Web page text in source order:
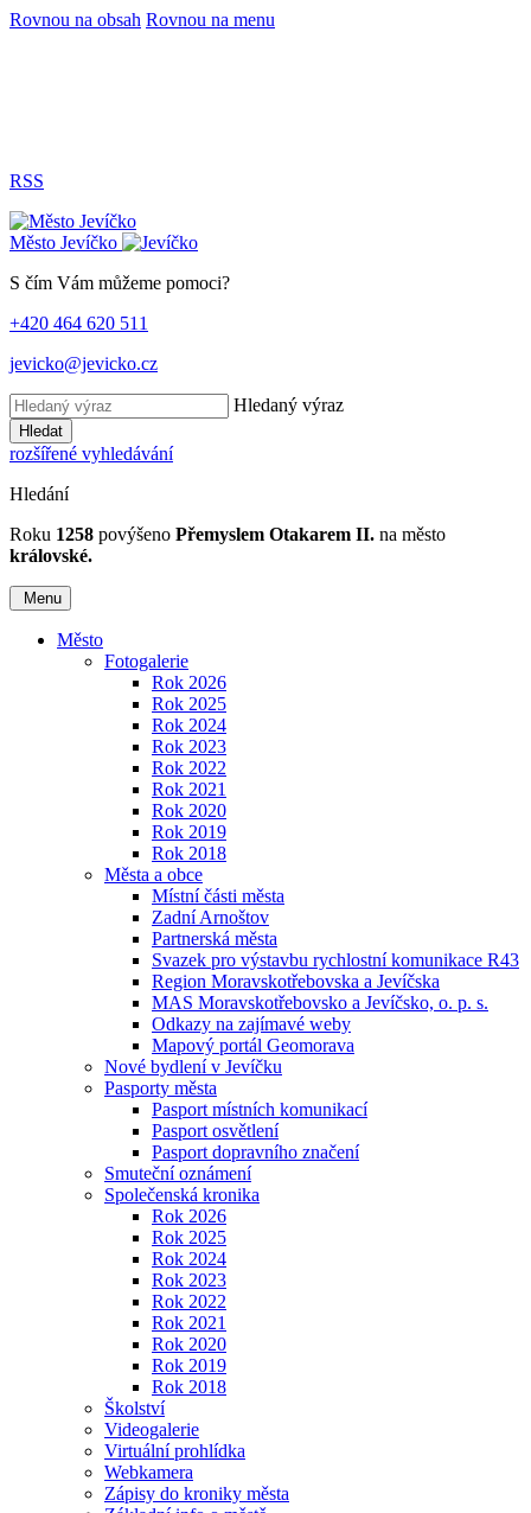
Rovnou na obsah Rovnou na menu
RSS
Město Jevíčko
S čím Vám můžeme pomoci?
+420 464 620 511
jevicko@jevicko.cz
Hledaný výraz
Hledat
rozšířené vyhledávání
Hledání
Roku 1258 povýšeno Přemyslem Otakarem II. na město
královské.
Menu
Město
Fotogalerie
Rok 2026
Rok 2025
Rok 2024
Rok 2023
Rok 2022
Rok 2021
Rok 2020
Rok 2019
Rok 2018
Města a obce
Místní části města
Zadní Arnoštov
Partnerská města
Svazek pro výstavbu rychlostní komunikace R43
Region Moravskotřebovska a Jevíčska
MAS Moravskotřebovsko a Jevíčsko, o. p. s.
Odkazy na zajímavé weby
Mapový portál Geomorava
Nové bydlení v Jevíčku
Pasporty města
Pasport místních komunikací
Pasport osvětlení
Pasport dopravního značení
Smuteční oznámení
Společenská kronika
Rok 2026
Rok 2025
Rok 2024
Rok 2023
Rok 2022
Rok 2021
Rok 2020
Rok 2019
Rok 2018
Školství
Videogalerie
Virtuální prohlídka
Webkamera
Zápisy do kroniky města